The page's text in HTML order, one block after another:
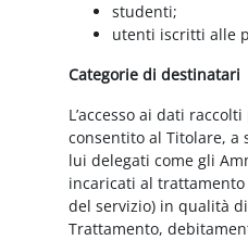
studenti;
utenti iscritti alle
Categorie di destinatari
L’accesso ai dati
consentito al Titolare, a
lui delegati come gli
incaricati al
del servizio) in qualità
Trattamento,